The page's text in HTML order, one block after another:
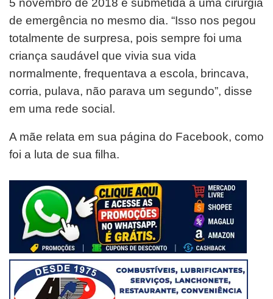
5 novembro de 2018 e submetida a uma cirurgia
de emergência no mesmo dia. “Isso nos pegou
totalmente de surpresa, pois sempre foi uma
criança saudável que vivia sua vida
normalmente, frequentava a escola, brincava,
corria, pulava, não parava um segundo”, disse
em uma rede social.
A mãe relata em sua página do Facebook, como
foi a luta de sua filha.